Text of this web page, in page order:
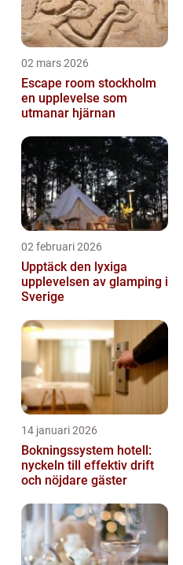
02 mars 2026
Escape room stockholm
en upplevelse som
utmanar hjärnan
02 februari 2026
Upptäck den lyxiga
upplevelsen av glamping i
Sverige
14 januari 2026
Bokningssystem hotell:
nyckeln till effektiv drift
och nöjdare gäster